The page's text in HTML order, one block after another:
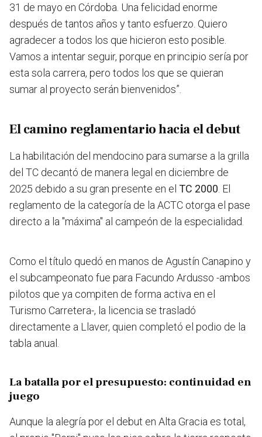
31 de mayo en Córdoba. Una felicidad enorme
después de tantos años y tanto esfuerzo. Quiero
agradecer a todos los que hicieron esto posible.
Vamos a intentar seguir, porque en principio sería por
esta sola carrera, pero todos los que se quieran
sumar al proyecto serán bienvenidos”.
El camino reglamentario hacia el debut
La habilitación del mendocino para sumarse a la grilla
del TC decantó de manera legal en diciembre de
2025 debido a su gran presente en el TC 2000 . El
reglamento de la categoría de la ACTC otorga el pase
directo a la "máxima" al campeón de la especialidad.
Como el título quedó en manos de Agustín Canapino y
el subcampeonato fue para Facundo Ardusso -ambos
pilotos que ya compiten de forma activa en el
Turismo Carretera-, la licencia se trasladó
directamente a Llaver, quien completó el podio de la
tabla anual.
La batalla por el presupuesto: continuidad en
juego
Aunque la alegría por el debut en Alta Gracia es total,